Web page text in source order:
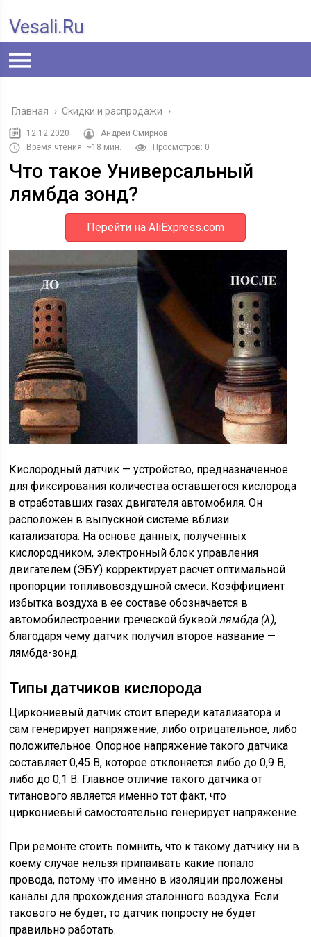
Vesali.ru
Главная › Скидки и распродажи ›
12.12.2020
Андрей Смирнов
Время чтения: ~18 мин.
Просмотров: 0
Что такое Универсальный
лямбда зонд?
Перейти на AliExpress.com
Кислородный датчик — устройство, предназначенное
для фиксирования количества оставшегося кислорода
в отработавших газах двигателя автомобиля. Он
расположен в выпускной системе вблизи
катализатора. На основе данных, полученных
кислородником, электронный блок управления
двигателем (ЭБУ) корректирует расчет оптимальной
пропорции топливовоздушной смеси. Коэффициент
избытка воздуха в ее составе обозначается в
автомобилестроении греческой буквойлямбда (λ),
благодаря чему датчик получил второе название —
лямбда-зонд.
Типы датчиков кислорода
Циркониевый датчик стоит впереди катализатора и
сам генерирует напряжение, либо отрицательное, либо
положительное. Опорное напряжение такого датчика
составляет 0,45 В, которое отклоняется либо до 0,9 В,
либо до 0,1 В. Главное отличие такого датчика от
титанового является именно тот факт, что
циркониевый самостоятельно генерирует напряжение.
При ремонте стоить помнить, что к такому датчику ни в
коему случае нельзя припаивать какие попало
провода, потому что именно в изоляции проложены
каналы для прохождения эталонного воздуха. Если
такового не будет, то датчик попросту не будет
правильно работать.